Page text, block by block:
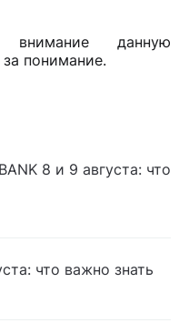
данную
понимание.
8 и 9 августа: что
что важно знать